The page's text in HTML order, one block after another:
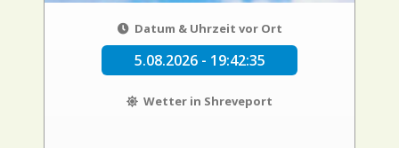
Datum & Uhrzeit vor Ort
5.08.2026 - 19:42:35
Wetter in Shreveport